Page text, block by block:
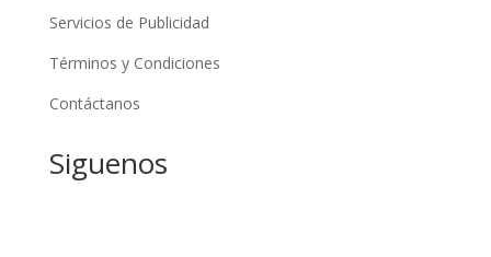
Servicios de Publicidad
Términos y Condiciones
Contáctanos
Siguenos